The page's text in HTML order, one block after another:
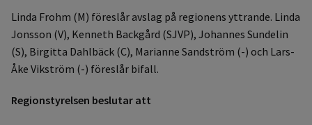
Linda Frohm (M) föreslår avslag på regionens yttrande. Linda
Jonsson (V), Kenneth Backgård (SJVP), Johannes Sundelin
(S), Birgitta Dahlbäck (C), Marianne Sandström (-) och Lars-
Åke Vikström (-) föreslår bifall.
Regionstyrelsen beslutar att